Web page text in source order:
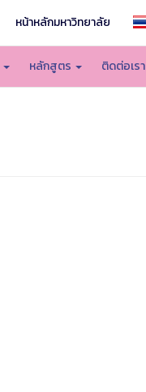
หน้าหลักมหาวิทยาลัย
หลักสูตร ติดต่อเรา